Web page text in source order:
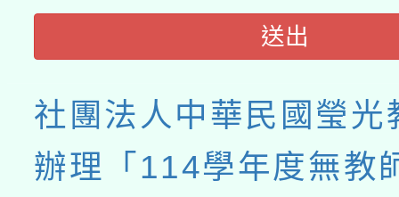
送出
社團法人中華民國瑩光
辦理「114學年度無教